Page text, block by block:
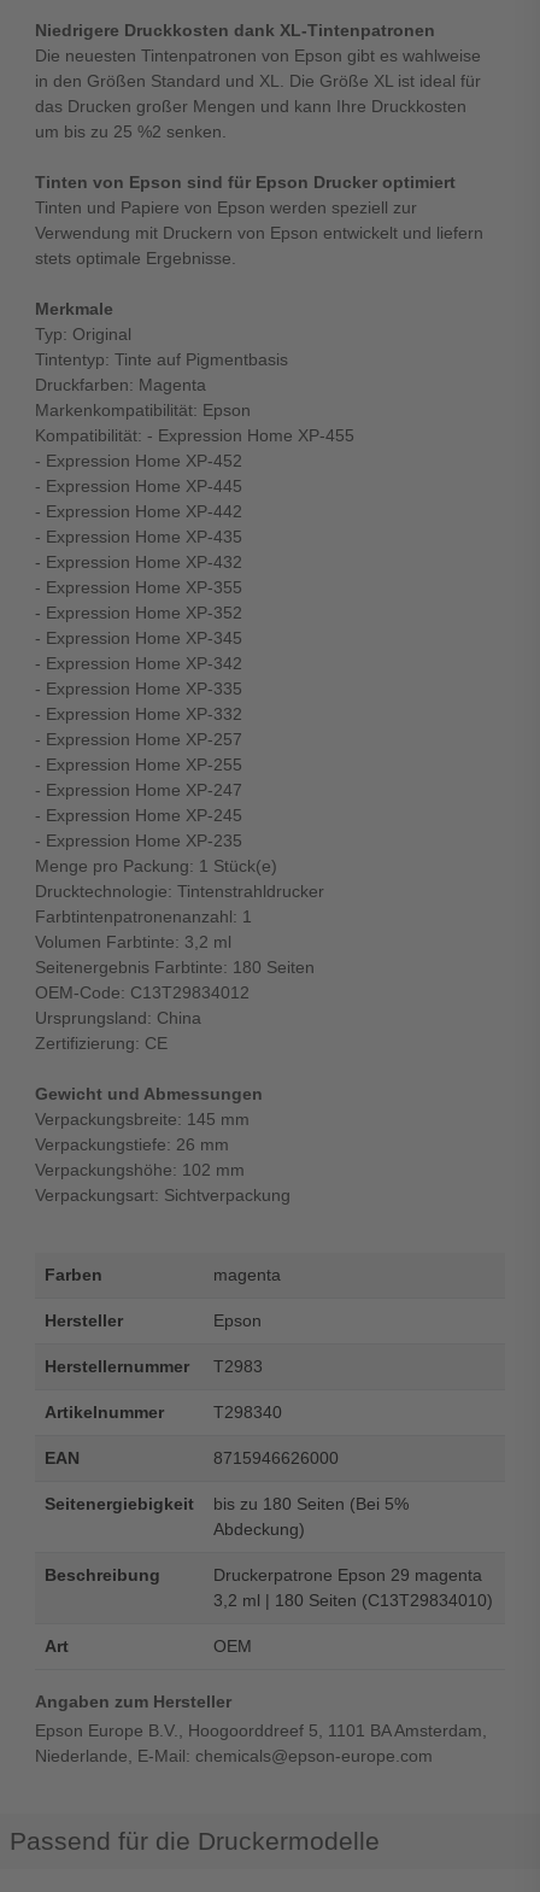
Niedrigere Druckkosten dank XL-Tintenpatronen
Die neuesten Tintenpatronen von Epson gibt es wahlweise
in den Größen Standard und XL. Die Größe XL ist ideal für
das Drucken großer Mengen und kann Ihre Druckkosten
um bis zu 25 %2 senken.
Tinten von Epson sind für Epson Drucker optimiert
Tinten und Papiere von Epson werden speziell zur
Verwendung mit Druckern von Epson entwickelt und liefern
stets optimale Ergebnisse.
Merkmale
Typ: Original
Tintentyp: Tinte auf Pigmentbasis
Druckfarben: Magenta
Markenkompatibilität: Epson
Kompatibilität: - Expression Home XP-455
- Expression Home XP-452
- Expression Home XP-445
- Expression Home XP-442
- Expression Home XP-435
- Expression Home XP-432
- Expression Home XP-355
- Expression Home XP-352
- Expression Home XP-345
- Expression Home XP-342
- Expression Home XP-335
- Expression Home XP-332
- Expression Home XP-257
- Expression Home XP-255
- Expression Home XP-247
- Expression Home XP-245
- Expression Home XP-235
Menge pro Packung: 1 Stück(e)
Drucktechnologie: Tintenstrahldrucker
Farbtintenpatronenanzahl: 1
Volumen Farbtinte: 3,2 ml
Seitenergebnis Farbtinte: 180 Seiten
OEM-Code: C13T29834012
Ursprungsland: China
Zertifizierung: CE
Gewicht und Abmessungen
Verpackungsbreite: 145 mm
Verpackungstiefe: 26 mm
Verpackungshöhe: 102 mm
Verpackungsart: Sichtverpackung
Farben magenta
Hersteller Epson
Herstellernummer T2983
Artikelnummer T298340
EAN 8715946626000
Seitenergiebigkeit
bis zu 180 Seiten (Bei 5%
Abdeckung)
Beschreibung
Druckerpatrone Epson 29 magenta
3,2 ml | 180 Seiten (C13T29834010)
Art OEM
Angaben zum Hersteller
Epson Europe B.V., Hoogoorddreef 5, 1101 BA Amsterdam,
Niederlande, E-Mail: chemicals@epson-europe.com
Passend für die Druckermodelle